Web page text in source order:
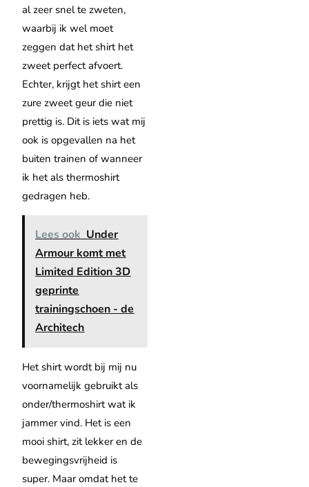
al zeer snel te zweten,
waarbij ik wel moet
zeggen dat het shirt het
zweet perfect afvoert.
Echter, krijgt het shirt een
zure zweet geur die niet
prettig is. Dit is iets wat mij
ook is opgevallen na het
buiten trainen of wanneer
ik het als thermoshirt
gedragen heb.
Lees ook Under
Armour komt met
Limited Edition 3D
geprinte
trainingschoen - de
Architech
Het shirt wordt bij mij nu
voornamelijk gebruikt als
onder/thermoshirt wat ik
jammer vind. Het is een
mooi shirt, zit lekker en de
bewegingsvrijheid is
super. Maar omdat het te